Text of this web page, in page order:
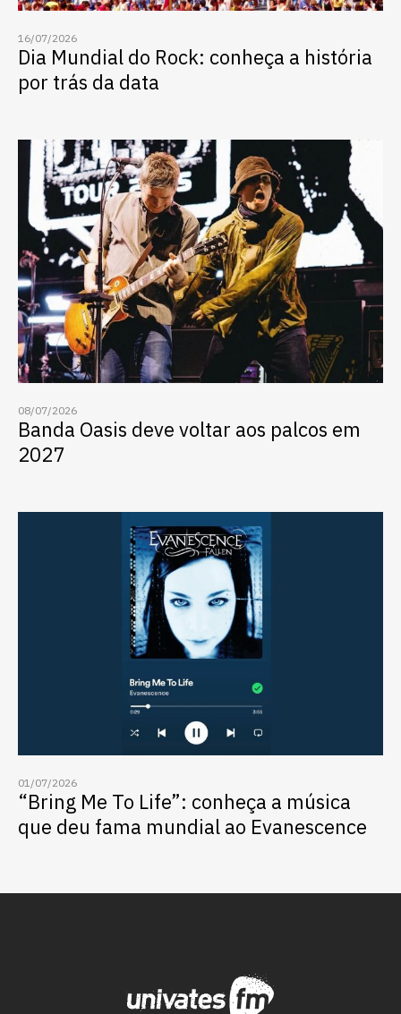
16/07/2026
Dia Mundial do Rock: conheça a história
por trás da data
08/07/2026
Banda Oasis deve voltar aos palcos em
2027
01/07/2026
“Bring Me To Life”: conheça a música
que deu fama mundial ao Evanescence
vagas para início de curso
vagas a partir do 2º ano de curso